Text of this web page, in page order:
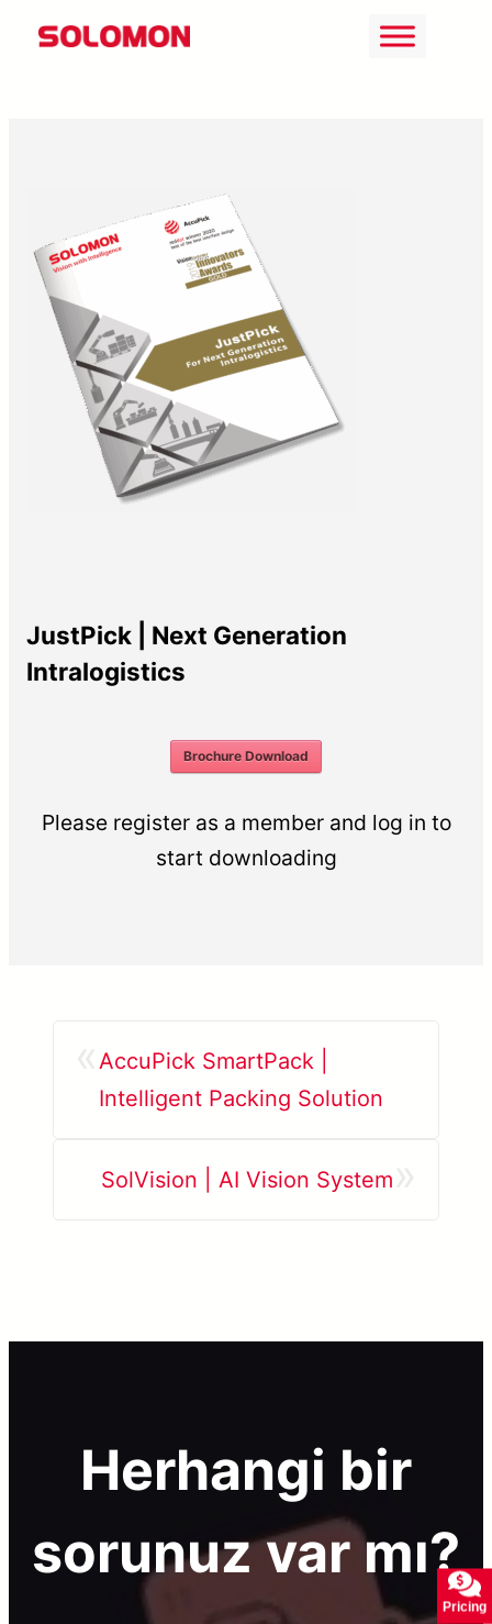
İçeriğe
JustPick | Next Generation
Intralogistics
Brochure Download
Please register as a member and log in to
start downloading
AccuPick SmartPack |
Intelligent Packing Solution
SolVision | AI Vision System
Pricing
Herhangi bir
sorunuz var mı?